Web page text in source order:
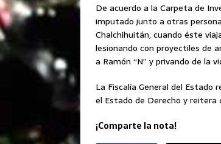
De acuerdo a la Carpeta de
imputado junto a otras
Chalchihuitán, cuando éste
lesionando con proyectiles de
a Ramón “N” y privando de la
La Fiscalía General del
el Estado de Derecho y reitera
¡Comparte la nota!